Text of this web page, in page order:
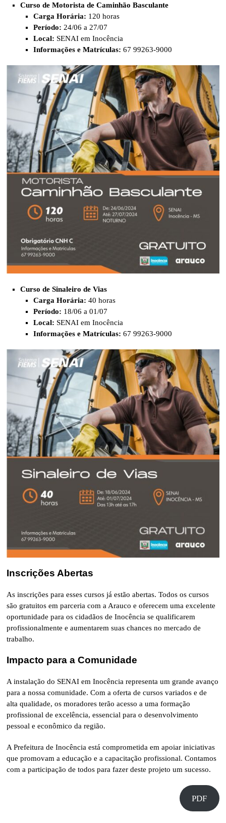
Curso de Motorista de Caminhão Basculante
Carga Horária: 120 horas
Período: 24/06 a 27/07
Local: SENAI em Inocência
Informações e Matrículas: 67 99263-9000
Curso de Sinaleiro de Vias
Carga Horária: 40 horas
Período: 18/06 a 01/07
Local: SENAI em Inocência
Informações e Matrículas: 67 99263-9000
Inscrições Abertas
As inscrições para esses cursos já estão abertas. Todos os cursos
são gratuitos em parceria com a Arauco e oferecem uma excelente
oportunidade para os cidadãos de Inocência se qualificarem
profissionalmente e aumentarem suas chances no mercado de
trabalho.
Impacto para a Comunidade
A instalação do SENAI em Inocência representa um grande avanço
para a nossa comunidade. Com a oferta de cursos variados e de
alta qualidade, os moradores terão acesso a uma formação
profissional de excelência, essencial para o desenvolvimento
pessoal e econômico da região.
A Prefeitura de Inocência está comprometida em apoiar iniciativas
que promovam a educação e a capacitação profissional. Contamos
com a participação de todos para fazer deste projeto um sucesso.
PDF